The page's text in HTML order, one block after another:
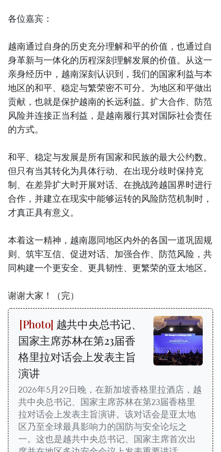
各位嘉宾：
越南通过自身的历史充分理解和平的价值，也通过自
身革新与一体化的历程深刻理解发展的价值。从这一
亲身经历中，越南深刻认识到，我们的国家利益与本
地区的和平、稳定与繁荣密不可分。为地区和平做出
贡献，也就是保护越南的长远利益。扩大合作、防范
风险并连接正当利益，是越南履行其对国际社会责任
的方式。
和平、稳定与发展是所有国家和民族的最大公约数。
但只有当其转化为具体行动、在出现分歧时保持克
制、在差异扩大时开展对话、在挑战跨越国界时进行
合作，并建立在现实中能够运转的风险防范机制时，
才真正具有意义。
本着这一精神，越南愿同地区内外的各国一道巩固规
则、筑牢互信、促进对话、加强合作、防范风险，共
同构建一个更安全、更具韧性、更繁荣的亚太地区。
谢谢大家！（完）
越共中央总书记、
国家主席苏林在第23届香
格里拉对话会上发表主旨
演讲
2026年5月29日晚，在新加坡香格里拉酒店，越
共中央总书记、国家主席苏林在第23届香格里
拉对话会上发表主旨演讲。该对话会是亚太地
区乃至全球最具影响力的国防与安全论坛之
一。这也是越共中央总书记、国家主席首次出